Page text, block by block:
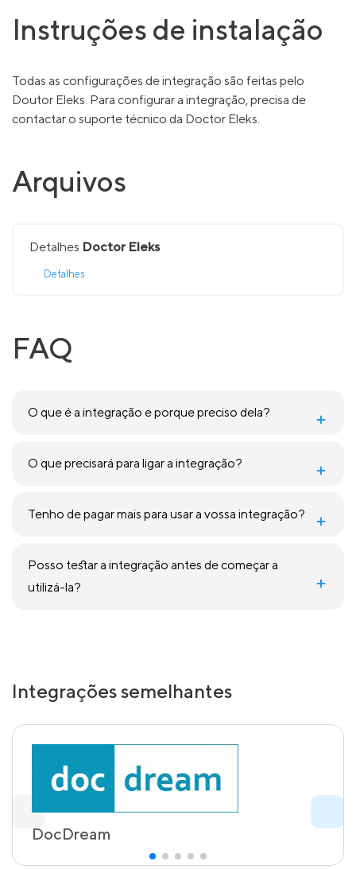
Instruções de instalação
Todas as configurações de integração são feitas pelo
Doutor Eleks. Para configurar a integração, precisa de
contactar o suporte técnico da Doctor Eleks.
Arquivos
Detalhes Doctor Eleks
Detalhes
FAQ
O que é a integração e porque preciso dela?
O que precisará para ligar a integração?
Tenho de pagar mais para usar a vossa integração?
Posso testar a integração antes de começar a
utilizá-la?
Integrações semelhantes
DocDream